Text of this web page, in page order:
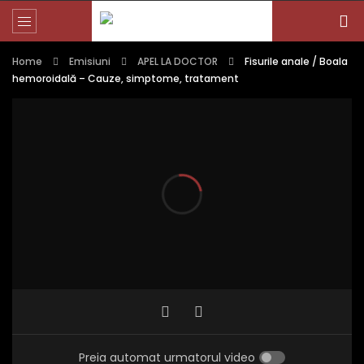
Home Emisiuni APEL LA DOCTOR
Fisurile anale / Boala
hemoroidală – Cauze, simptome, tratament
Preia automat urmatorul video